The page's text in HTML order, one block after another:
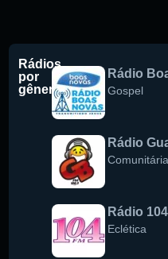
Rádios
por
gênero
Rádio
Gospel
Rádio
Rádio
Eclética